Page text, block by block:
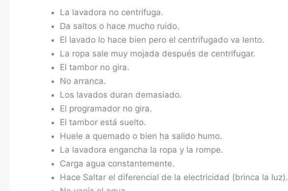
La lavadora no centrifuga.
Da saltos o hace mucho ruido.
El lavado lo hace bien pero el centrifugado va lento.
La ropa sale muy mojada después de centrifugar.
El tambor no gira.
No arranca.
Los lavados duran demasiado.
El programador no gira.
El tambor está suelto.
Huele a quemado o bien ha salido humo.
La lavadora engancha la ropa y la rompe.
Carga agua constantemente.
Hace Saltar el diferencial de la electricidad (brinca la luz).